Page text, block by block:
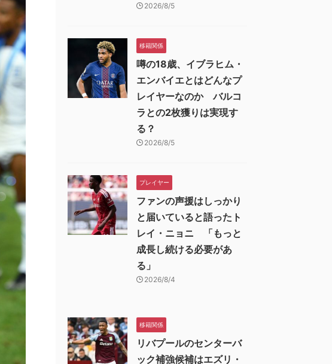
2026/8/5
移籍関係
噂の18歳、イブラヒム・
エンバイエとはどんなプ
レイヤーなのか バルコ
ラとの2枚獲りは実現す
る？
2026/8/5
プレイヤー
ファンの声援はしっかり
と届いていると語ったト
レイ・ニョニ 「もっと
成長し続ける必要があ
る」
2026/8/4
移籍関係
リバプールのセンターバ
ック補強候補はエズリ・